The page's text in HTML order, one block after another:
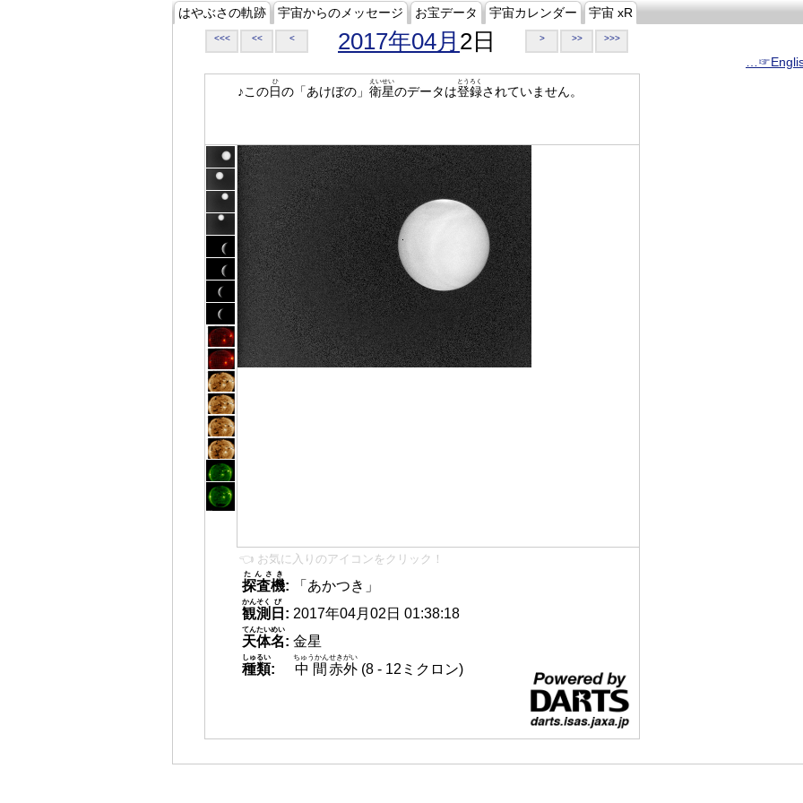
はやぶさの軌跡 宇宙からのメッセージ お宝データ 宇宙カレンダー 宇宙 xR
<<< << < 2017年04月 2日 > >> >>>
♪この日
ひ
の「あけぼの」 衛星
えいせい
のデータは登録
とうろく
されていません。
👈 お気に入りのアイコンをクリック！
探査機
たんさき
:
「あかつき」
観測
かんそく
日
び
: 2017年04月02日 01:38:18
天体名
てんたいめい
: 金星
種類
しゅるい
: 中間
ちゅうかん
赤外
せきがい
(8 - 12ミクロン)